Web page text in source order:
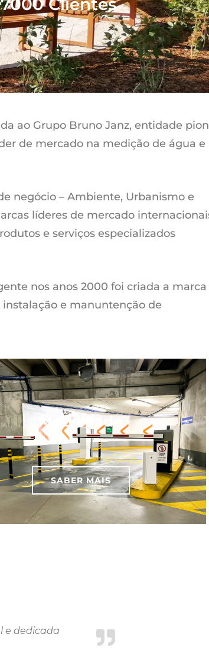
Clientes
ao Grupo Bruno Janz, entidade
de mercado na medição de água e
negócio – Ambiente, Urbanismo e
líderes de mercado
e serviços especializados
nos anos 2000 foi criada a marca
e manuntenção de
Mobilidade
SABER MAIS
e dedicada